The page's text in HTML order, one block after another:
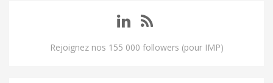
Rejoignez nos 155 000 followers (pour IMP)